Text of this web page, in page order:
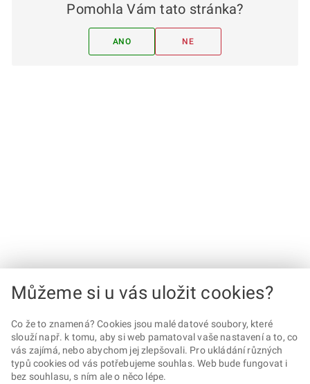
Pomohla Vám tato stránka?
ANO NE
Můžeme si u vás uložit cookies?
Co že to znamená? Cookies jsou malé datové soubory, které
slouží např. k tomu, aby si web pamatoval vaše nastavení a to, co
vás zajímá, nebo abychom jej zlepšovali. Pro ukládání různých
typů cookies od vás potřebujeme souhlas. Web bude fungovat i
bez souhlasu, s ním ale o něco lépe.